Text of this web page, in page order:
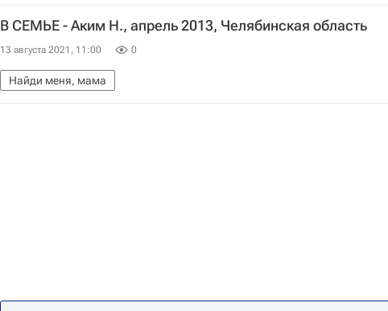
В СЕМЬЕ - Аким Н., апрель 2013, Челябинская область
13 августа 2021, 11:00 0
Найди меня, мама